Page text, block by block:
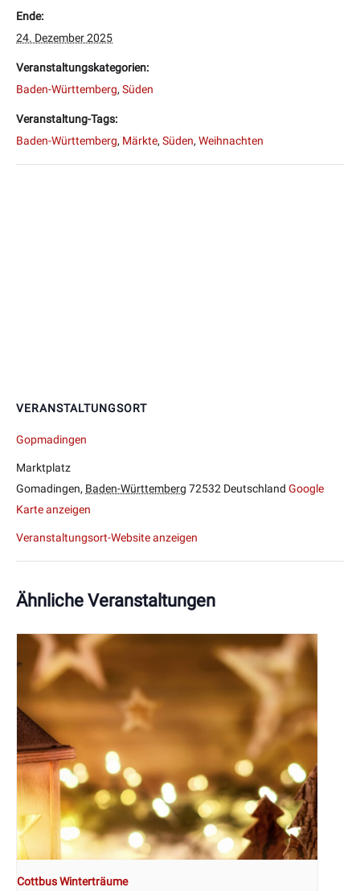
Ende:
24. Dezember 2025
Veranstaltungskategorien:
Baden-Württemberg, Süden
Veranstaltung-Tags:
Baden-Württemberg, Märkte, Süden, Weihnachten
VERANSTALTUNGSORT
Gopmadingen
Marktplatz
Gomadingen, Baden-Württemberg 72532 Deutschland Google
Karte anzeigen
Veranstaltungsort-Website anzeigen
Ähnliche Veranstaltungen
Cottbus Winterträume